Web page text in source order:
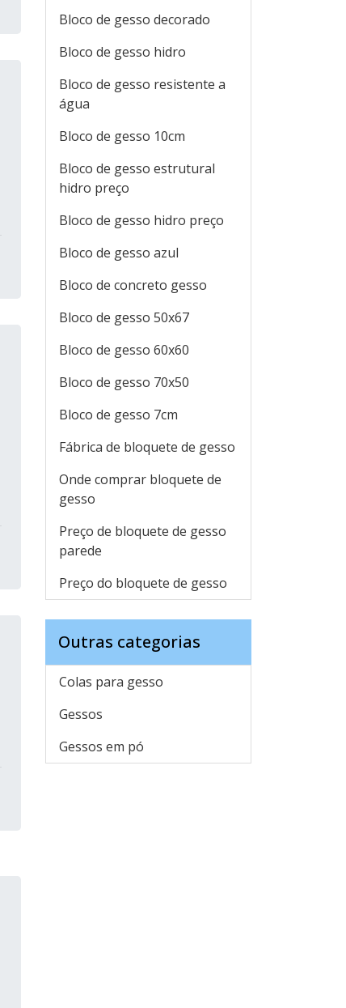
Bloco de gesso decorado
Bloco de gesso hidro
Bloco de gesso resistente a
água
Bloco de gesso 10cm
Bloco de gesso estrutural
hidro preço
Bloco de gesso hidro preço
Bloco de gesso azul
Bloco de concreto gesso
Bloco de gesso 50x67
Bloco de gesso 60x60
Bloco de gesso 70x50
Bloco de gesso 7cm
Fábrica de bloquete de gesso
Onde comprar bloquete de
gesso
Preço de bloquete de gesso
parede
Preço do bloquete de gesso
Outras categorias
Colas para gesso
Gessos
Gessos em pó